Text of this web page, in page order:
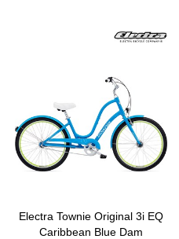
Electra Townie Original 3i EQ
Caribbean Blue Dam